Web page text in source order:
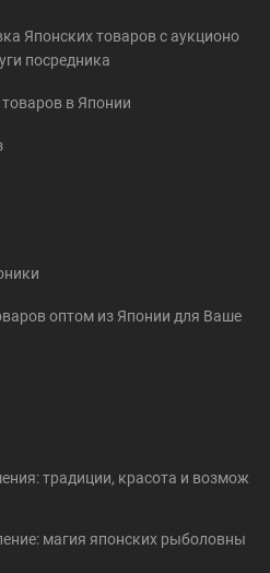
Японских товаров c аукционо
посредника
в Японии
оптом из Японии для Ваше
традиции, красота и возмож
магия японских рыболовны